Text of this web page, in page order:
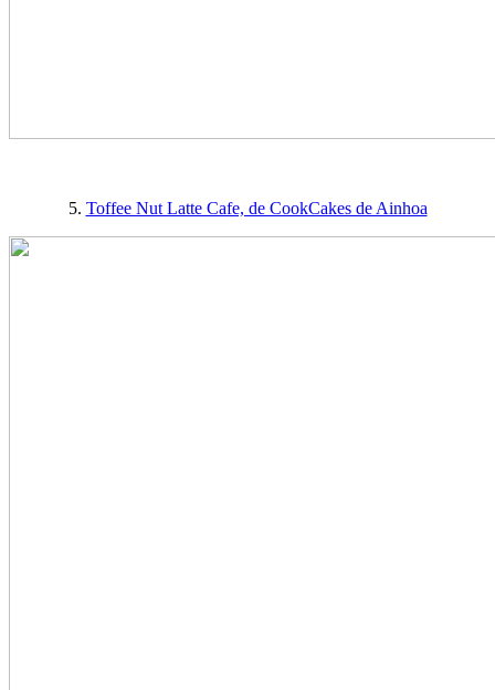
5. Toffee Nut Latte Cafe, de CookCakes de Ainhoa